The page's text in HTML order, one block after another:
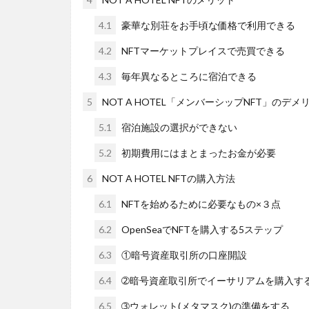
4.1 豪華な別荘をお手頃な価格で利用できる
4.2 NFTマーケットプレイスで売買できる
4.3 毎年異なるところに宿泊できる
5 NOT A HOTEL「メンバーシップNFT」のデメ
5.1 宿泊施設の選択ができない
5.2 初期費用にはまとまったお金が必要
6 NOT A HOTEL NFTの購入方法
6.1 NFTを始めるために必要なもの×３点
6.2 OpenSeaでNFTを購入する5ステップ
6.3 ①暗号資産取引所の口座開設
6.4 ➁暗号資産取引所でイーサリアムを購入す
6.5 ➂ウォレット(メタマスク)の準備をする